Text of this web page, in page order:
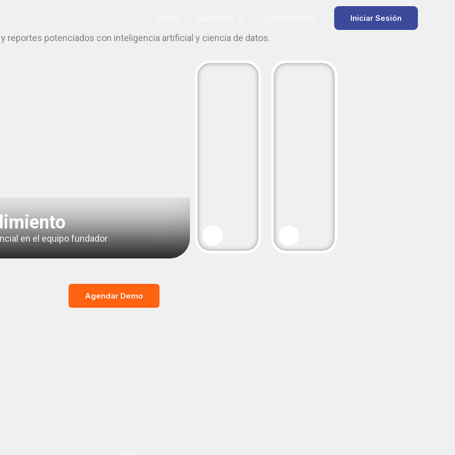
Iniciar Sesión
reportes potenciados con inteligencia artificial y ciencia de datos.
en el equipo fundador
Agendar Demo